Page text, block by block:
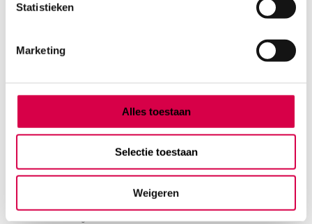
Statistieken
Marketing
Alles toestaan
Selectie toestaan
Weigeren
ESSITY
86.07
Product categorieën